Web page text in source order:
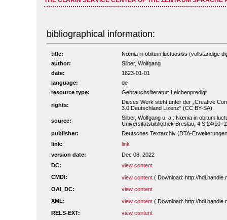
bibliographical information:
title:
Nœnia in obitum luctuosiss (vollständige
author:
Silber, Wolfgang
date:
1623-01-01
language:
de
resource type:
Gebrauchsliteratur: Leichenpredigt
rights:
Dieses Werk steht unter der „Creative
3.0 Deutschland Lizenz“ (CC BY-SA).
source:
Silber, Wolfgang u. a.: Nœnia in obitum
Universitätsbibliothek Breslau, 4 S 24/
publisher:
Deutsches Textarchiv (DTA-
link:
link
version date:
Dec 08, 2022
DC:
view content
CMDI:
view content ( Download: http://
OAI_DC:
view content
XML:
view content ( Download: http://
RELS-EXT:
view content